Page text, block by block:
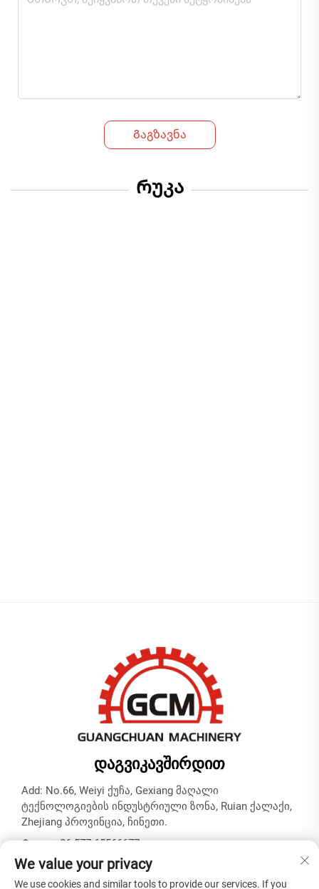
Გაგზავნა
Რუკა
ᲓᲐᲒᲕᲘᲙᲐᲕᲨᲘᲠᲓᲘᲗ
Add: No.66, Weiyi ქუჩა, Gexiang მაღალი
ტექნოლოგიების ინდუსტრიული ზონა, Ruian ქალაქი,
Zhejiang პროვინცია, ჩინეთი.
Ტელ.:+86-577-65566677
Ელ. ფოსტა:[email protected]
We value your privacy
We use cookies and similar tools to provide our services. If you